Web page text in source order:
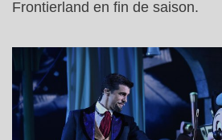
Frontierland en fin de saison.